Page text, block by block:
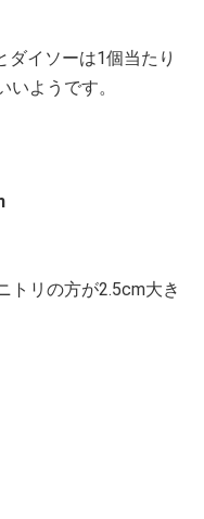
ダイソーは1個当たり
ようです。
トリの方が2.5cm大き